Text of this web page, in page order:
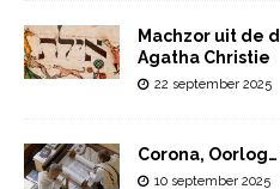
Machzor uit de
Agatha Christie
22 september 2025
Corona,
10 september 2025